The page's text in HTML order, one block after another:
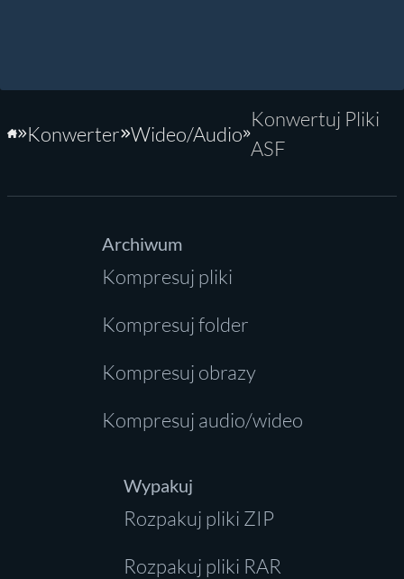
Strona główna
Konwerter Wideo/Audio
Konwertuj Pliki
ASF
Archiwum
Kompresuj pliki
Kompresuj folder
Kompresuj obrazy
Kompresuj audio/wideo
Wypakuj
Rozpakuj pliki ZIP
Rozpakuj pliki RAR